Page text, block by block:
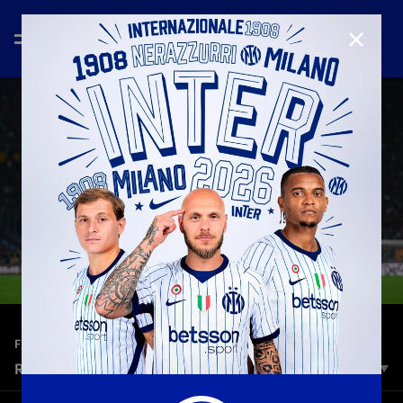
FULL MATCHES—19 ott 2025
ROMA 0-1 INTER | FULL MATCH | SERIE A 25/26
L’Inter conquista una vittoria importantissima sul campo della